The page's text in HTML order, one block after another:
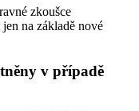
zkoušce
na základě nové
v případě